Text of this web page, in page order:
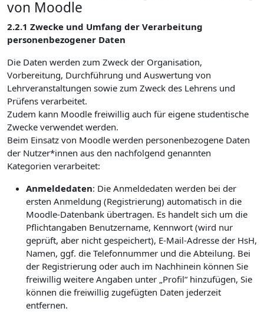
von Moodle
2.2.1 Zwecke und Umfang der Verarbeitung
personenbezogener Daten
Die Daten werden zum Zweck der Organisation,
Vorbereitung, Durchführung und Auswertung von
Lehrveranstaltungen sowie zum Zweck des Lehrens und
Prüfens verarbeitet.
Zudem kann Moodle freiwillig auch für eigene studentische
Zwecke verwendet werden.
Beim Einsatz von Moodle werden personenbezogene Daten
der Nutzer*innen aus den nachfolgend genannten
Kategorien verarbeitet:
Anmeldedaten: Die Anmeldedaten werden bei der
ersten Anmeldung (Registrierung) automatisch in die
Moodle-Datenbank übertragen. Es handelt sich um die
Pflichtangaben Benutzername, Kennwort (wird nur
geprüft, aber nicht gespeichert), E-Mail-Adresse der HsH,
Namen, ggf. die Telefonnummer und die Abteilung. Bei
der Registrierung oder auch im Nachhinein können Sie
freiwillig weitere Angaben unter „Profil“ hinzufügen, Sie
können die freiwillig zugefügten Daten jederzeit
entfernen.